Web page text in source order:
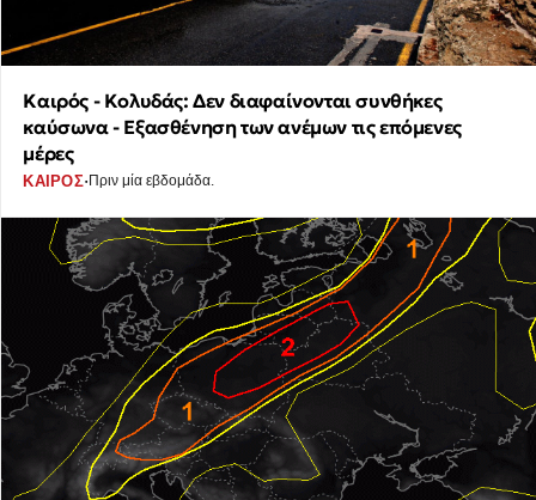
Καιρός - Κολυδάς: Δεν διαφαίνονται συνθήκες
καύσωνα - Εξασθένηση των ανέμων τις επόμενες
μέρες
ΚΑΙΡΟΣ· Πριν μία εβδομάδα.